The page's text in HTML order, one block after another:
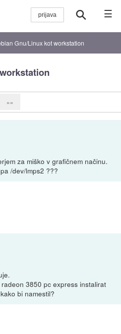
☰
Gnu/Linux kot workstation
»»
za miško v grafičnem načinu.
/dev/lmps2 ???
3850 pc express instalirat
bi namestil?